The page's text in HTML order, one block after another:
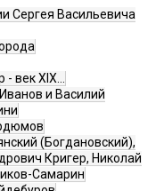
Сергея Васильевича
- век XIX…
и Василий
(Богдановский),
Кригер, Николай
Самарин